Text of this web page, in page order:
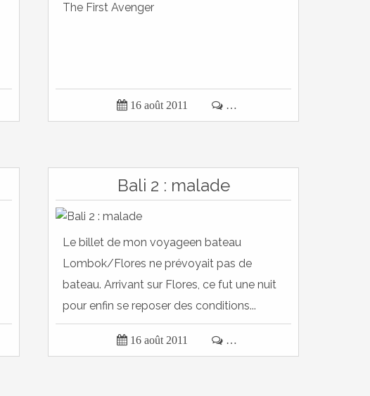
The First Avenger
 16 août 2011  …
Bali 2 : malade
Le billet de mon voyageen bateau
Lombok/Flores ne prévoyait pas de
bateau. Arrivant sur Flores, ce fut une nuit
pour enfin se reposer des conditions...
 16 août 2011  …